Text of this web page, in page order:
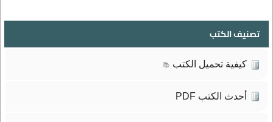
تصنيف الكتب
كيفية تحميل الكتب 📚
أحدث الكتب PDF